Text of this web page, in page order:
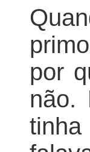
por
não.